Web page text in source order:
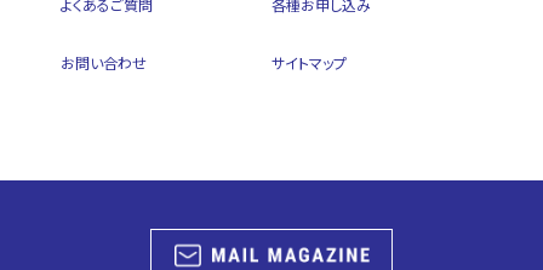
お問い合わせ サイトマップ